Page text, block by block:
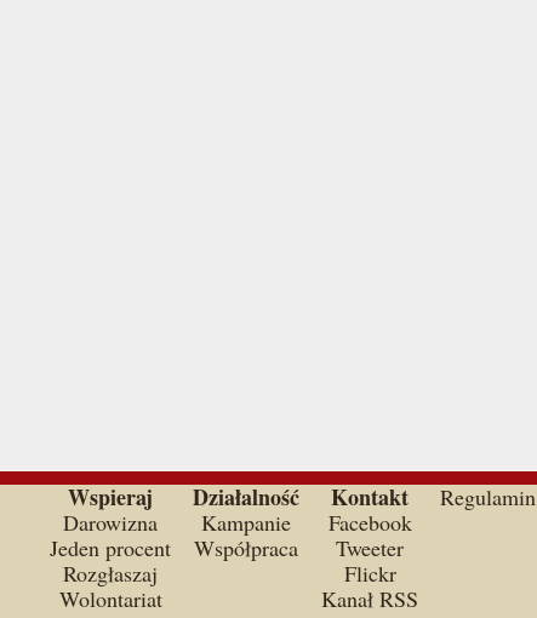
Wspieraj
Darowizna
Jeden procent
Rozgłaszaj
Wolontariat
Działalność
Kampanie
Współpraca
Kontakt
Facebook
Tweeter
Flickr
Kanał RSS
Regulamin